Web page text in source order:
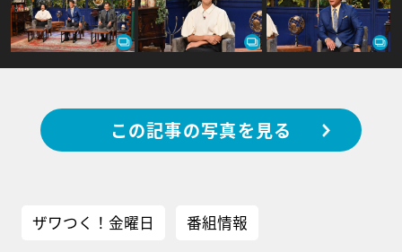
この記事の写真を見る
ザワつく！金曜日 番組情報